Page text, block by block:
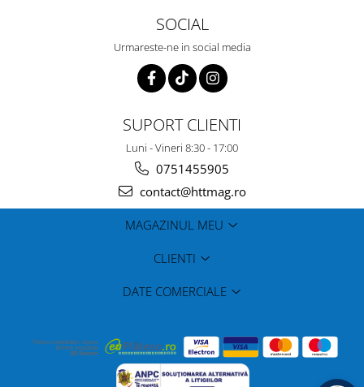
SOCIAL
Urmareste-ne in social media
SUPORT CLIENTI
Luni - Vineri 8:30 - 17:00
0751455905
contact@httmag.ro
MAGAZINUL MEU
CLIENTI
DATE COMERCIALE